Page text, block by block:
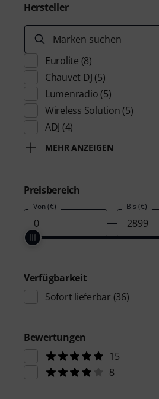
Hersteller
Marken suchen
Eurolite (8)
Chauvet DJ (5)
Lumenradio (5)
Wireless Solution (5)
ADJ (4)
MEHR ANZEIGEN
Preisbereich
Von (€) Bis (€)
Verfügbarkeit
Sofort lieferbar (36)
Bewertungen
15
8